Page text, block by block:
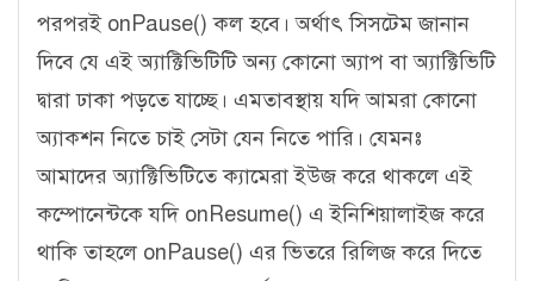
পরপরই onPause() কল হবে। অর্থাৎ সিসটেম জানান
দিবে যে এই অ্যাক্টিভিটিটি অন্য কোনো অ্যাপ বা অ্যাক্টিভিটি
দ্বারা ঢাকা পড়তে যাচ্ছে। এমতাবস্থায় যদি আমরা কোনো
অ্যাকশন নিতে চাই সেটা যেন নিতে পারি। যেমনঃ
আমাদের অ্যাক্টিভিটিতে ক্যামেরা ইউজ করে থাকলে এই
কম্পোনেন্টকে যদি onResume() এ ইনিশিয়ালাইজ করে
থাকি তাহলে onPause() এর ভিতরে রিলিজ করে দিতে